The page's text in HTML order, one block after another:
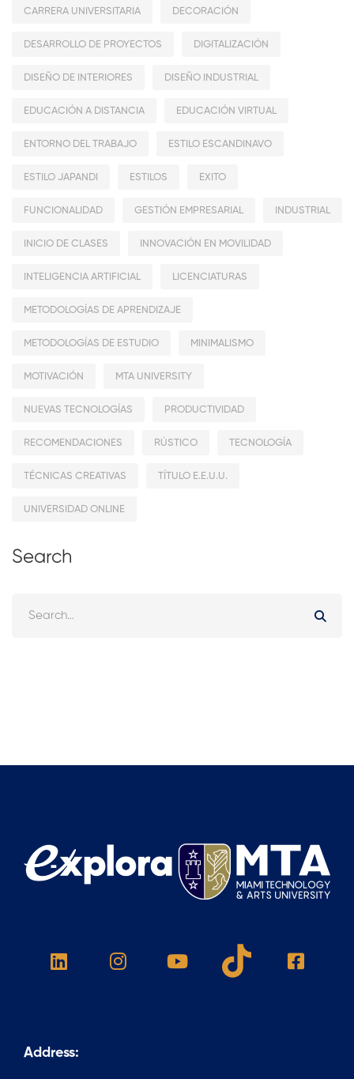
CARRERA UNIVERSITARIA DECORACIÓN
DESARROLLO DE PROYECTOS DIGITALIZACIÓN
DISEÑO DE INTERIORES DISEÑO INDUSTRIAL
EDUCACIÓN A DISTANCIA EDUCACIÓN VIRTUAL
ENTORNO DEL TRABAJO ESTILO ESCANDINAVO
ESTILO JAPANDI ESTILOS EXITO
FUNCIONALIDAD GESTIÓN EMPRESARIAL INDUSTRIAL
INICIO DE CLASES INNOVACIÓN EN MOVILIDAD
INTELIGENCIA ARTIFICIAL LICENCIATURAS
METODOLOGÍAS DE APRENDIZAJE
METODOLOGÍAS DE ESTUDIO MINIMALISMO
MOTIVACIÓN MTA UNIVERSITY
NUEVAS TECNOLOGÍAS PRODUCTIVIDAD
RECOMENDACIONES RÚSTICO TECNOLOGÍA
TÉCNICAS CREATIVAS TÍTULO E.E.U.U.
UNIVERSIDAD ONLINE
Search
Address: